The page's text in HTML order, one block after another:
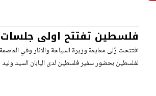
فلسطين تفتتح اولى
طوكيو
افتتحت رُلى معايعة وزيرة السياحة والاثار وفي
لفلسطين بحضور سفير فلسطين لدى اليابان السيد